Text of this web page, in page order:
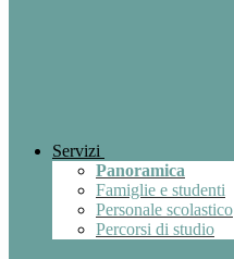
Servizi
Panoramica
Famiglie e studenti
Personale scolastico
Percorsi di studio